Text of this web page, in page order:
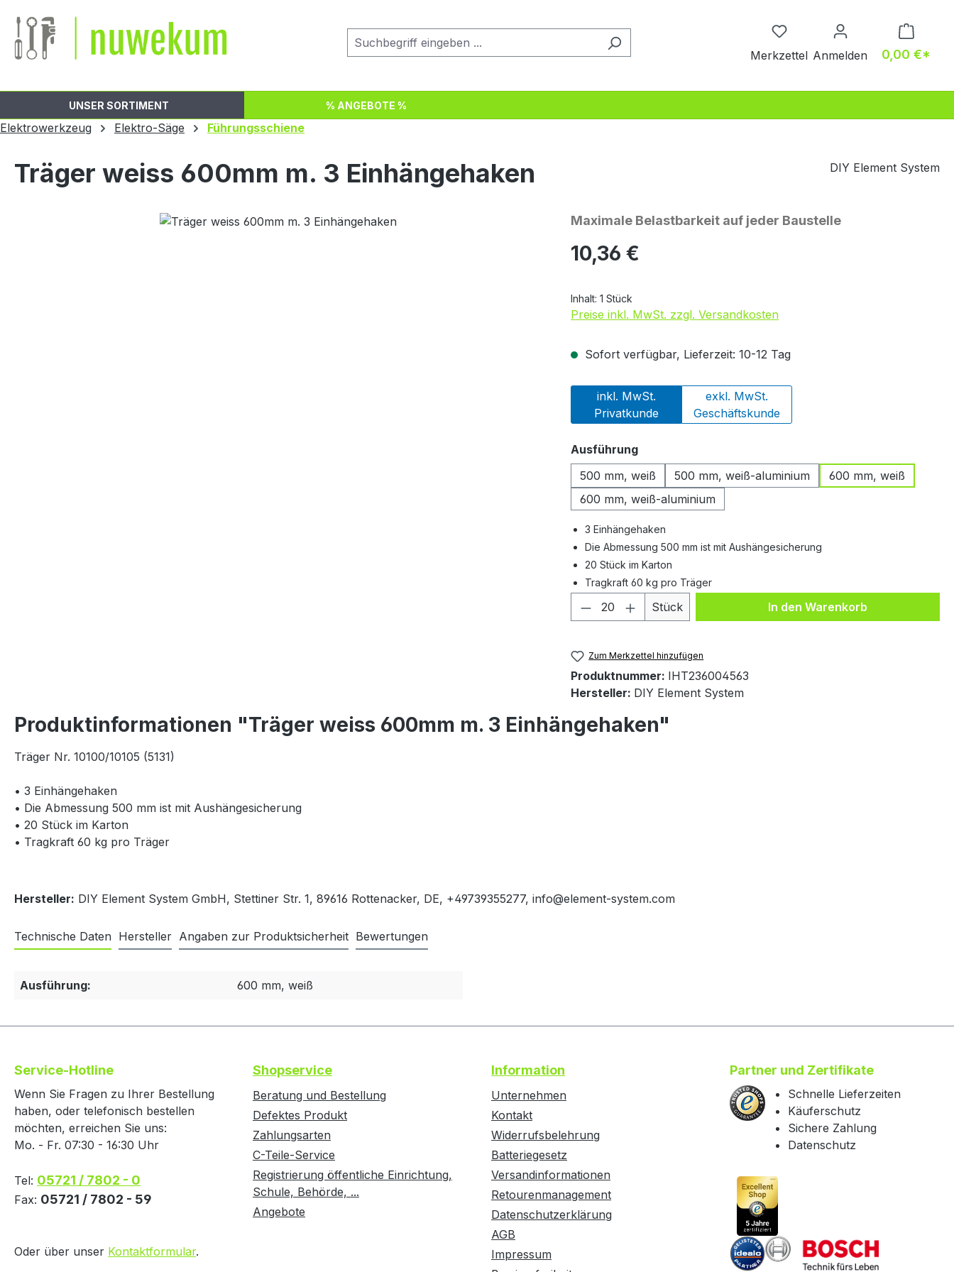
Hauptinhalt springen
Zur Suche springen
Zur Hauptnavigation springen
Du hast 0 Produkte auf dem
Merkzettel Anmelden 0,00 €*
UNSER SORTIMENT % ANGEBOTE %
Elektrowerkzeug Elektro-Säge Führungsschiene
Träger weiss 600mm m. 3 Einhängehaken DIY Element System
Maximale Belastbarkeit auf jeder Baustelle
Regulärer Preis:
10,36 €
Inhalt: 1 Stück
Preise inkl. MwSt. zzgl. Versandkosten
Sofort verfügbar, Lieferzeit: 10-12 Tag
inkl. MwSt.
Privatkunde
exkl. MwSt.
Geschäftskunde
Ausführungauswählen
500 mm, weiß
500 mm, weiß-aluminium
600 mm, weiß
600 mm, weiß-aluminium
3 Einhängehaken
Die Abmessung 500 mm ist mit Aushängesicherung
20 Stück im Karton
Tragkraft 60 kg pro Träger
Produkt Anzahl: Gib den gewünschten Wert
Stück In den Warenkorb
Zum Merkzettel hinzufügen
Produktnummer: IHT236004563
Hersteller: DIY Element System
Produktinformationen "Träger weiss 600mm m. 3 Einhängehaken"
Träger Nr. 10100/10105 (5131)
• 3 Einhängehaken
• Die Abmessung 500 mm ist mit Aushängesicherung
• 20 Stück im Karton
• Tragkraft 60 kg pro Träger
Hersteller: DIY Element System GmbH, Stettiner Str. 1, 89616 Rottenacker, DE, +49739355277, info@element-system.com
Technische Daten Hersteller Angaben zur Produktsicherheit Bewertungen
Ausführung: 600 mm, weiß
Service-Hotline
Wenn Sie Fragen zu Ihrer Bestellung
haben, oder telefonisch bestellen
möchten, erreichen Sie uns:
Mo. - Fr. 07:30 - 16:30 Uhr
Tel: 05721 / 7802 - 0
Fax: 05721 / 7802 - 59
Oder über unser Kontaktformular.
Shopservice
Beratung und Bestellung
Defektes Produkt
Zahlungsarten
C-Teile-Service
Registrierung öffentliche Einrichtung,
Schule, Behörde, ...
Angebote
Information
Unternehmen
Kontakt
Widerrufsbelehrung
Batteriegesetz
Versandinformationen
Retourenmanagement
Datenschutzerklärung
AGB
Impressum
Partner und Zertifikate
Schnelle Lieferzeiten
Käuferschutz
Sichere Zahlung
Datenschutz